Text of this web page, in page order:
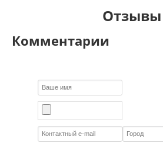
Отзывы
Комментарии